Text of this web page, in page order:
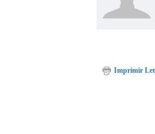
Imprimir